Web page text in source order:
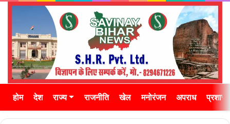
होम देश राज्य राजनीति खेल मनोरंजन अपराध